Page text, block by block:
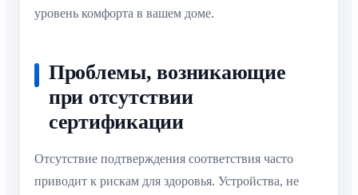
уровень комфорта в вашем доме.
Проблемы, возникающие
при отсутствии
сертификации
Отсутствие подтверждения соответствия часто
приводит к рискам для здоровья. Устройства, не